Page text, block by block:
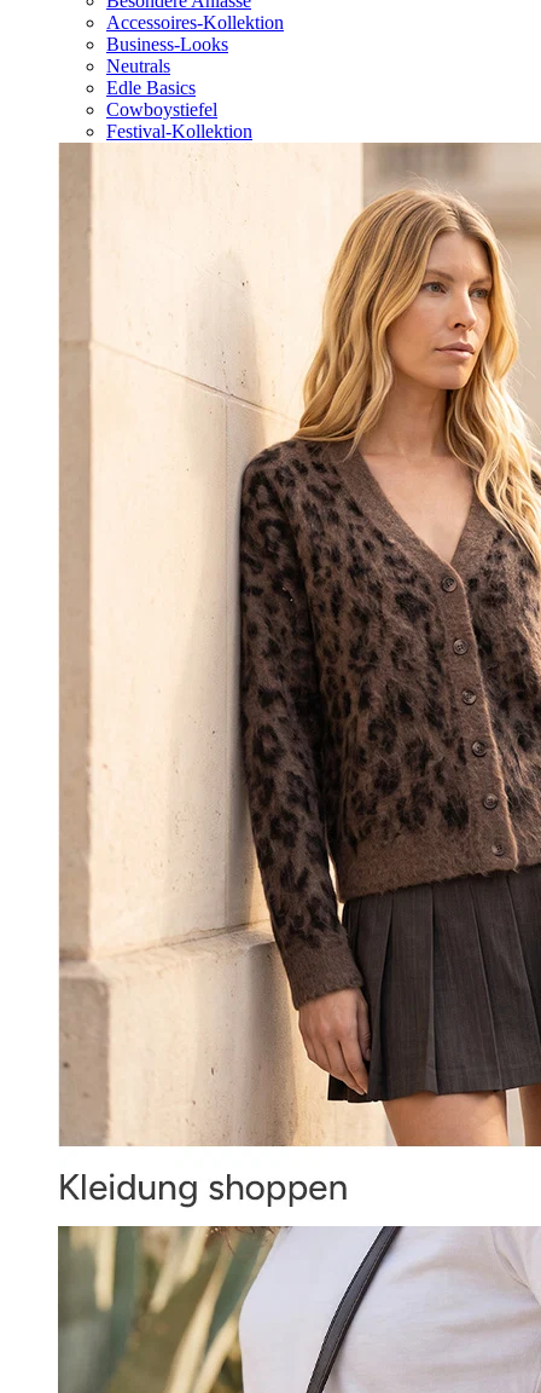
Accessoires-Kollektion
Business-Looks
Neutrals
Edle Basics
Cowboystiefel
Festival-Kollektion